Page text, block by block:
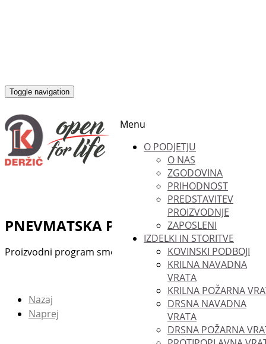
Toggle navigation
Menu
O PODJETJU
O NAS
ZGODOVINA
PRIHODNOST
PREDSTAVITEV
PROIZVODNJE
ZAPOSLENI
IZDELKI IN STORITVE
KOVINSKI PODBOJI
KRILNA NAVADNA
VRATA
KRILNA POŽARNA
DRSNA NAVADNA
VRATA
DRSNA POŽARNA
PNEVMATSKA PROTIPOPLAVNA
Proizvodni program smo razširili s pnevmatskimi
Nazaj
Naprej